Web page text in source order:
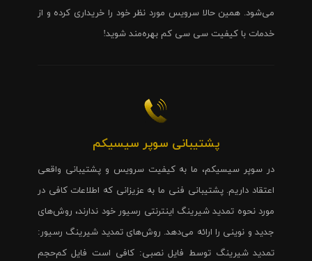
می‌شود. همین حالا سرویس مورد نظر خود را خریداری کرده و از
خدمات با کیفیت سی سی کم بهره‌مند شوید!
پشتیبانی سوپر سیسیکم
در سوپر سیسیکم، ما به کیفیت سرویس و پشتیبانی واقعی
اعتقاد داریم. پشتیبانی فنی ما به عزیزانی که اطلاعات کافی در
مورد نحوه تمدید شیرینگ اینترنتی رسیور خود ندارند، روش‌های
جدید و نوینی را ارائه می‌دهد. روش‌های تمدید شیرینگ رسیور:
تمدید شیرینگ توسط فایل نصبی: کافی است فایل کم‌حجم